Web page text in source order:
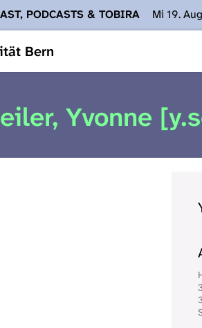
Bern
PODCASTS & TOBIRA
Mi 19.
und Tobira nicht zur Verfügung
Yvonne